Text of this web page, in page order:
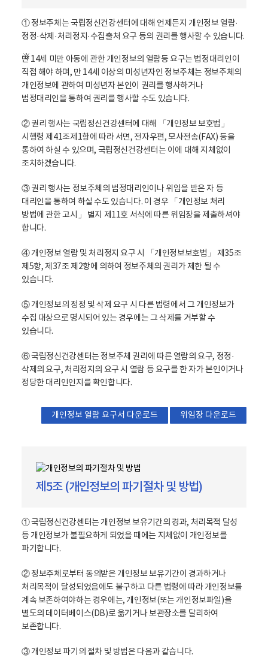
① 정보주체는 국립정신건강센터에 대해 언제든지 개인정보 열람·
정정·삭제·처리정지·수집출처 요구 등의 권리를 행사할 수 있습니다.
만 14세 미만 아동에 관한 개인정보의 열람등 요구는 법정대리인이
직접 해야 하며, 만 14세 이상의 미성년자인 정보주체는 정보주체의
개인정보에 관하여 미성년자 본인이 권리를 행사하거나
법정대리인을 통하여 권리를 행사할 수도 있습니다.
② 권리 행사는 국립정신건강센터에 대해 「개인정보 보호법」
시행령 제41조제1항에 따라 서면, 전자우편, 모사전송(FAX) 등을
통하여 하실 수 있으며, 국립정신건강센터는 이에 대해 지체없이
조치하겠습니다.
③ 권리 행사는 정보주체의 법정대리인이나 위임을 받은 자 등
대리인을 통하여 하실 수도 있습니다. 이 경우 「개인정보 처리
방법에 관한 고시」 별지 제11호 서식에 따른 위임장을 제출하셔야
합니다.
④ 개인정보 열람 및 처리정지 요구 시 「개인정보보호법」 제35조
제5항, 제37조 제2항에 의하여 정보주체의 권리가 제한 될 수
있습니다.
⑤ 개인정보의 정정 및 삭제 요구 시 다른 법령에서 그 개인정보가
수집 대상으로 명시되어 있는 경우에는 그 삭제를 거부할 수
있습니다.
⑥ 국립정신건강센터는 정보주체 권리에 따른 열람의 요구, 정정·
삭제의 요구, 처리정지의 요구 시 열람 등 요구를 한 자가 본인이거나
정당한 대리인인지를 확인합니다.
개인정보 열람 요구서 다운로드 위임장 다운로드
제5조 (개인정보의 파기절차 및 방법)
① 국립정신건강센터는 개인정보 보유기간의 경과, 처리목적 달성
등 개인정보가 불필요하게 되었을 때에는 지체없이 개인정보를
파기합니다.
② 정보주체로부터 동의받은 개인정보 보유기간이 경과하거나
처리목적이 달성되었음에도 불구하고 다른 법령에 따라 개인정보를
계속 보존하여야하는 경우에는, 개인정보(또는 개인정보파일)을
별도의 데이터베이스(DB)로 옮기거나 보관장소를 달리하여
보존합니다.
③ 개인정보 파기의 절차 및 방법은 다음과 같습니다.